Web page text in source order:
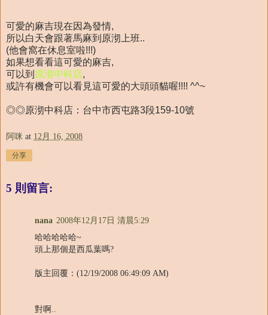
可愛的麻吉現在因為發情,
所以白天會跟著馬麻到原沏上班..
(他會窩在休息室啦!!!)
如果想看看這可愛的麻吉,
可以到 原沏中科店,
或許有機會可以看見這可愛的大頭頭貓喔!!!! ^^~
◎◎原沏中科店：台中市西屯路3段159-10號
阿咪 at 12月 16, 2008
分享
5 則留言:
nana 2008年12月17日 清晨5:29
哈哈哈哈哈~
頭上那個是西瓜葉嗎?
版主回覆：(12/19/2008 06:49:09 AM)
對啊..